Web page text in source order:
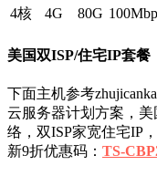
4核
4G 80G
美国双ISP/住宅IP套餐
下面主机参考
云服务器计划方案，美
络，双ISP家宽住宅IP
新9折优惠码： TS-